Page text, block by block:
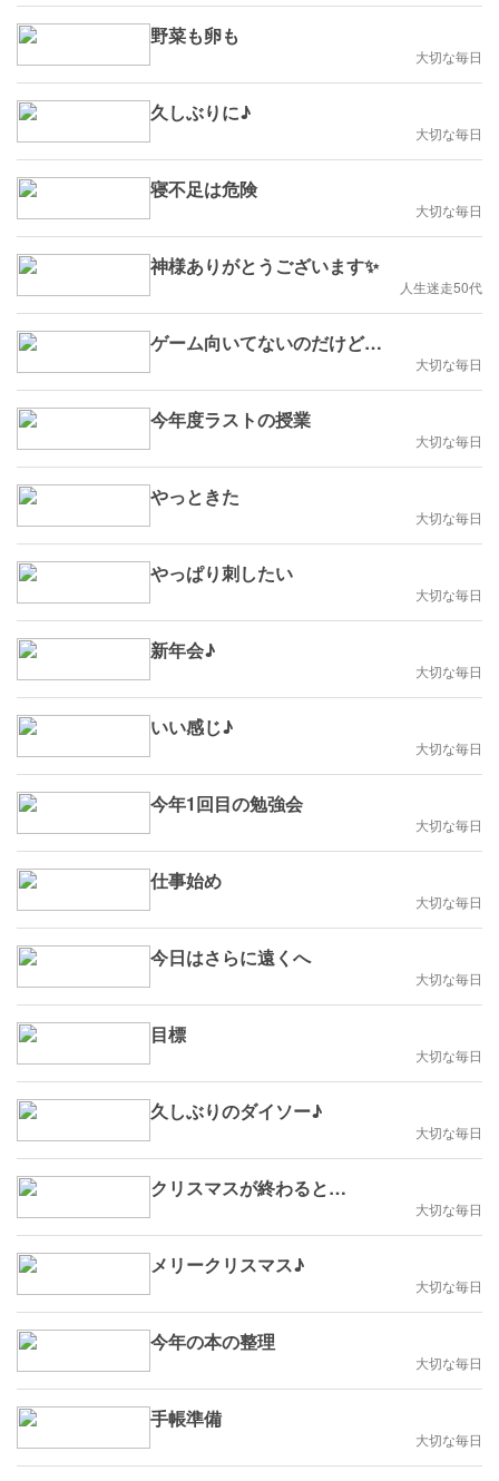
野菜も卵も
大切な毎日
久しぶりに♪
大切な毎日
寝不足は危険
大切な毎日
神様ありがとうございます✨
人生迷走50代
ゲーム向いてないのだけど…
大切な毎日
今年度ラストの授業
大切な毎日
やっときた
大切な毎日
やっぱり刺したい
大切な毎日
新年会♪
大切な毎日
いい感じ♪
大切な毎日
今年1回目の勉強会
大切な毎日
仕事始め
大切な毎日
今日はさらに遠くへ
大切な毎日
目標
大切な毎日
久しぶりのダイソー♪
大切な毎日
クリスマスが終わると…
大切な毎日
メリークリスマス♪
大切な毎日
今年の本の整理
大切な毎日
手帳準備
大切な毎日